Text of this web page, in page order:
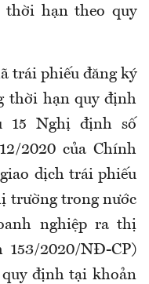
thời hạn theo quy
trái phiếu đăng ký
thời hạn quy định
15 Nghị định số
2020 của Chính
dịch trái phiếu
trường trong nước
nghiệp ra thị
2020/NĐ-CP)
quy định tại khoản